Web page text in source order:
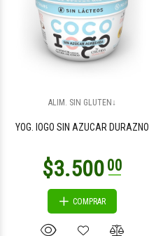
ALIM. SIN GLUTEN↓
YOG. IOGO SIN AZUCAR DURAZNO
COMPRAR